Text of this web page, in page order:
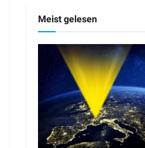
Meist gelesen